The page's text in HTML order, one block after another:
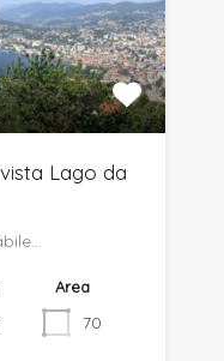
Lago da
Area
70